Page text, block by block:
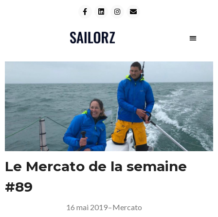
Le Mercato de la semaine
#89
16 mai 2019–Mercato